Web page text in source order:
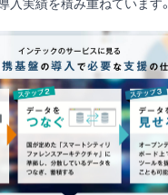
入実績を積み重ねています。